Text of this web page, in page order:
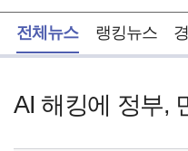
전체뉴스 랭킹뉴스
AI 해킹에 정부,